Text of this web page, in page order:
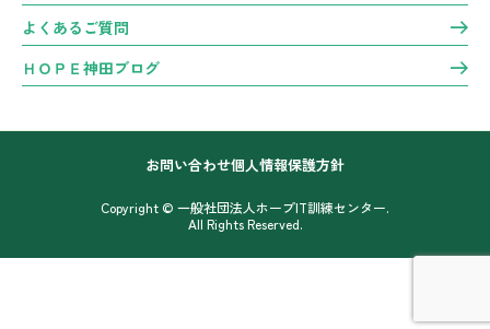
よくあるご質問
ＨＯＰＥ神田ブログ
お問い合わせ個人情報保護方針
Copyright © 一般社団法人ホープIT訓練センター.
All Rights Reserved.